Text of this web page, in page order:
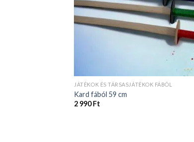
JÁTÉKOK ÉS TÁRSASJÁTÉKOK FÁBÓL
Kard fából 59 cm
2 990Ft